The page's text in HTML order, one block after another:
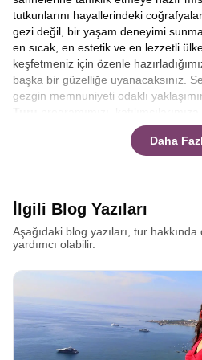
tutkunlarını hayallerindeki
gezi değil, bir yaşam deneyimi
en sıcak, en estetik ve en lezzetli
keşfetmeniz için özenle
başka bir güzelliğe uyanacaksınız.
gezgin memnuniyeti odaklı
yaşatacak şekilde dizayn ettik.
kalbine ve ruhuna dokunan bu
ötesindeki güzellikleri birlikte
dinlemeniz ve atmosferi ciğerlerinize
çıkarak hem popüler meydanları hem
sürerken, İspanyol Merdivenlerinde
yemenin tadına varacaksınız.
yerleri göstermek değil, İtalyan
vitayı deneyimlemektir.
Büyük
turu hangisidiye akılınıza bazı
burada bulacaksınız.
Daha
İlgili Blog Yazıları
Aşağıdaki blog yazıları, tur
yardımcı olabilir.